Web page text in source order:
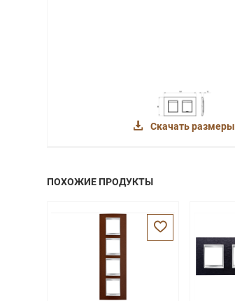
Скачать размеры
ПОХОЖИЕ ПРОДУКТЫ